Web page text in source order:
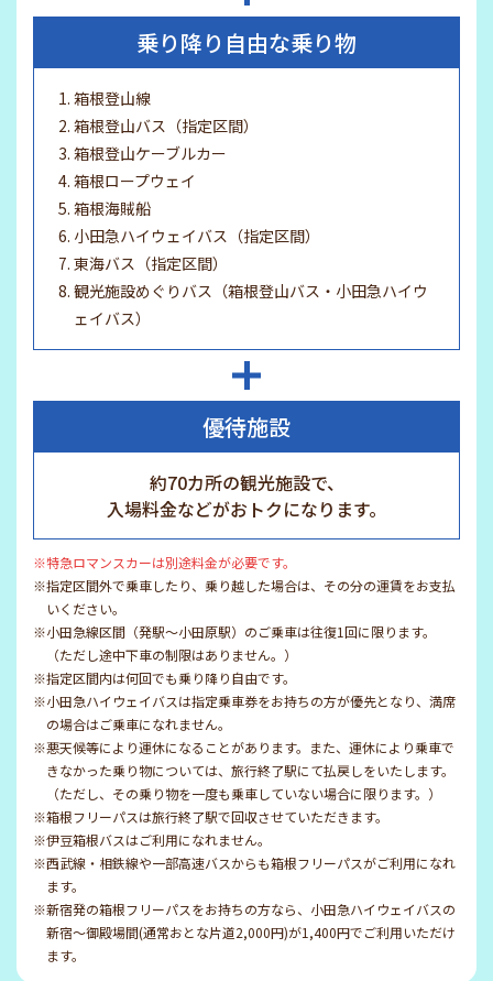
乗り降り自由な乗り物
箱根登山線
箱根登山バス（指定区間）
箱根登山ケーブルカー
箱根ロープウェイ
箱根海賊船
小田急ハイウェイバス（指定区間）
東海バス（指定区間）
観光施設めぐりバス（箱根登山バス・小田急ハイウ
ェイバス）
優待施設
約70カ所の観光施設で、
入場料金などがおトクになります。
※特急ロマンスカーは別途料金が必要です。
※指定区間外で乗車したり、乗り越した場合は、その分の運賃をお支払
いください。
※小田急線区間（発駅～小田原駅）のご乗車は往復1回に限ります。
（ただし途中下車の制限はありません。）
※指定区間内は何回でも乗り降り自由です。
※小田急ハイウェイバスは指定乗車券をお持ちの方が優先となり、満席
の場合はご乗車になれません。
※悪天候等により運休になることがあります。また、運休により乗車で
きなかった乗り物については、旅行終了駅にて払戻しをいたします。
（ただし、その乗り物を一度も乗車していない場合に限ります。）
※箱根フリーパスは旅行終了駅で回収させていただきます。
※伊豆箱根バスはご利用になれません。
※西武線・相鉄線や一部高速バスからも箱根フリーパスがご利用になれ
ます。
※新宿発の箱根フリーパスをお持ちの方なら、小田急ハイウェイバスの
新宿～御殿場間(通常おとな片道2,000円)が1,400円でご利用いただけ
ます。